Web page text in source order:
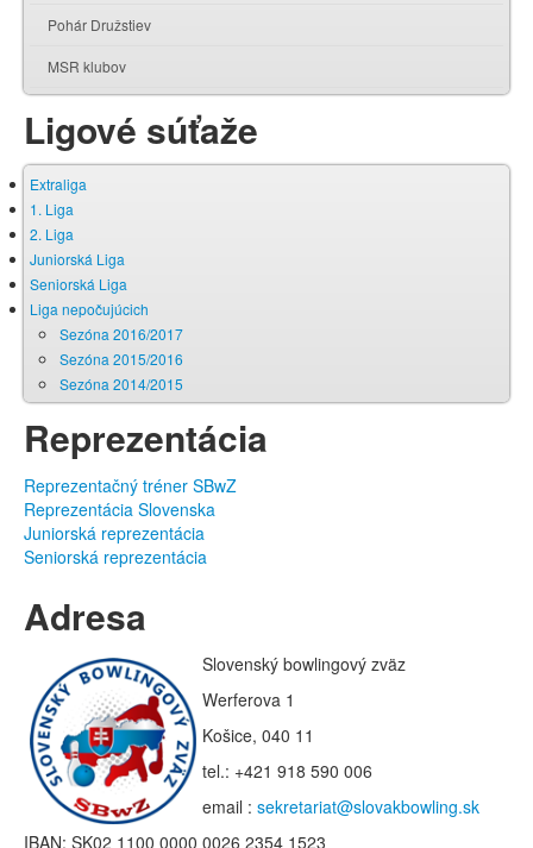
Pohár Družstiev
MSR klubov
Ligové súťaže
Extraliga
1. Liga
2. Liga
Juniorská Liga
Seniorská Liga
Liga nepočujúcich
Sezóna 2016/2017
Sezóna 2015/2016
Sezóna 2014/2015
Reprezentácia
Reprezentačný tréner SBwZ
Reprezentácia Slovenska
Juniorská reprezentácia
Seniorská reprezentácia
Adresa
Slovenský bowlingový zväz
Werferova 1
Košice, 040 11
tel.: +421 918 590 006
email : sekretariat@slovakbowling.sk
IBAN: SK02 1100 0000 0026 2354 1523